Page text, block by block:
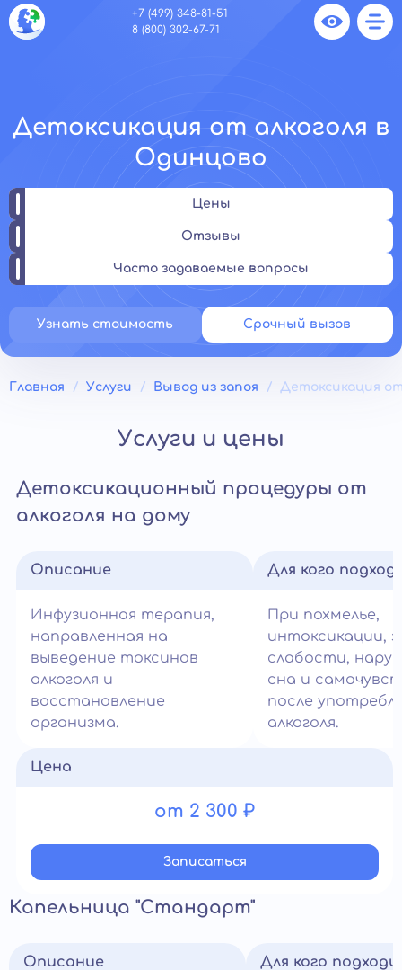
+7 (499) 348-81-51
8 (800) 302-67-71
Детоксикация от алкоголя в
Одинцово
Цены
Отзывы
Часто задаваемые вопросы
Узнать стоимость Срочный вызов
Главная Услуги Вывод из запоя Детоксикация от
Услуги и цены
Детоксикационный процедуры от
алкоголя на дому
Описание
Инфузионная терапия,
направленная на
выведение токсинов
алкоголя и
восстановление
организма.
Для кого
При похмелье,
интоксикации,
слабости,
сна и
после
алкоголя.
Цена
от 2 300 ₽
Записатьcя
Капельница "Стандарт"
Описание Для кого